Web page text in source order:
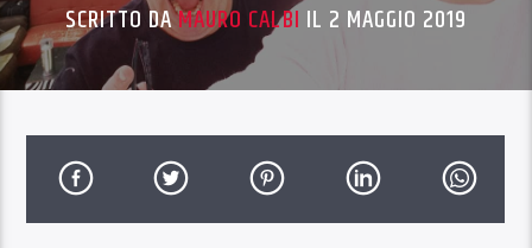
SCRITTO DAMAURO CALBI IL 2 MAGGIO 2019